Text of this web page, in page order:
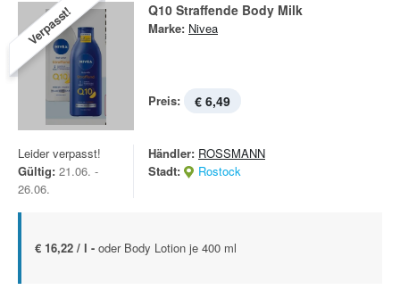
Verpasst! Q10 Straffende Body Milk
Marke: Nivea
Preis: € 6,49
Leider verpasst!
Gültig: 21.06. -
26.06.
Händler: ROSSMANN
Stadt:
Rostock
€ 16,22 / l - oder Body Lotion je 400 ml